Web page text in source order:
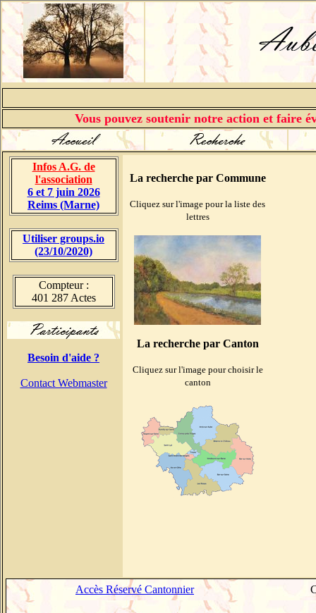
Vous pouvez soutenir notre action et faire
Infos A.G. de
l'association
6 et 7 juin 2026
Reims (Marne)
Utiliser groups.io
(23/10/2020)
Compteur :
401 287 Actes
Besoin d'aide ?
Contact Webmaster
La recherche par Commune
Cliquez sur l'image pour la liste des
lettres
La recherche par Canton
Cliquez sur l'image pour choisir le
canton
Accès Réservé Cantonnier